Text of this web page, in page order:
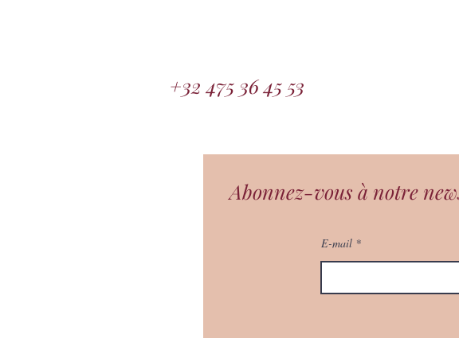
+32 475 36 45 53
Abonnez-vous à notre
E-mail